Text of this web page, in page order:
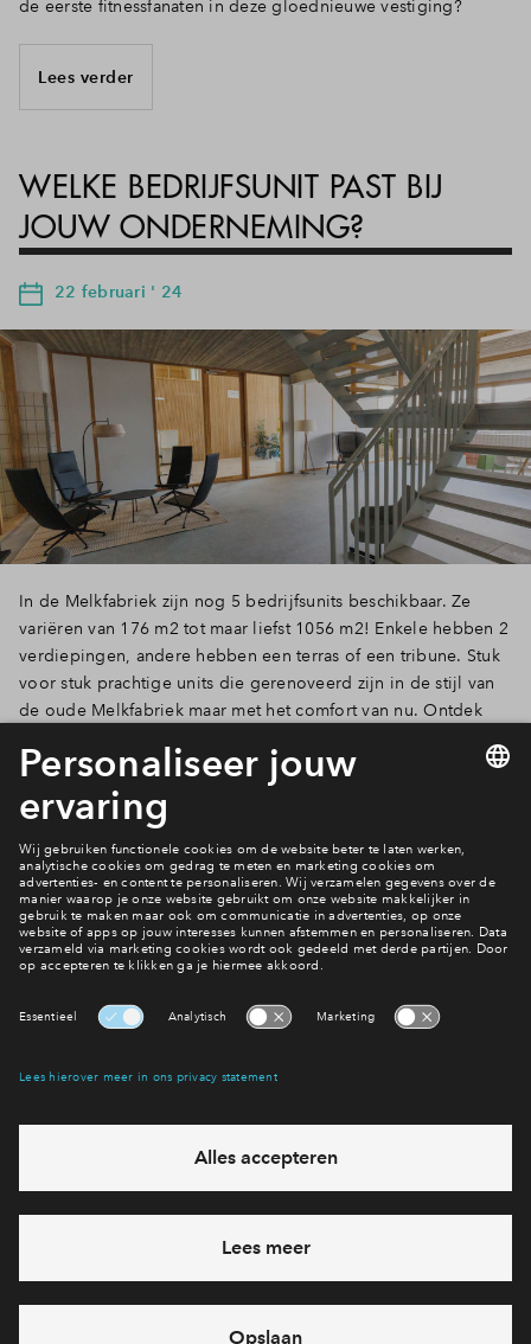
de eerste fitnessfanaten in deze gloednieuwe vestiging?
Lees verder
WELKE BEDRIJFSUNIT PAST BIJ
JOUW ONDERNEMING?
22 februari ' 24
In de Melkfabriek zijn nog 5 bedrijfsunits beschikbaar. Ze
variëren van 176 m2 tot maar liefst 1056 m2! Enkele hebben 2
verdiepingen, andere hebben een terras of een tribune. Stuk
voor stuk prachtige units die gerenoveerd zijn in de stijl van
de oude Melkfabriek maar met het comfort van nu. Ontdek
Lees verder
1 van 4
Heb je een vraag en wil je direct antwoord? Bel ons op088 -